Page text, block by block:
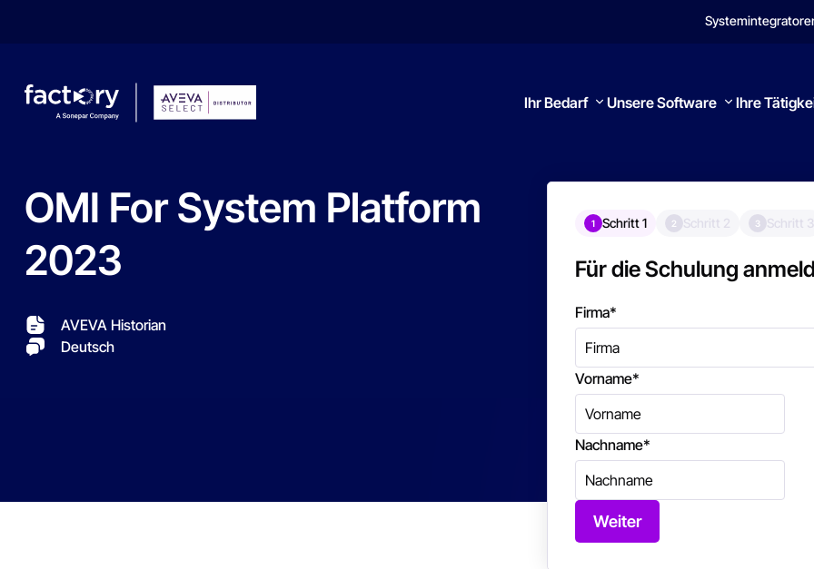
Ihr Bedarf Unsere Software Ihre
Wonach suchst du ?
Suchen
OMI For System Platform
2023
AVEVA Historian
Deutsch
1 Schritt 1 2 Schritt 2 3 Schritt 3
Für die Schulung
Firma*
Vorname*
Nachname*
Weiter